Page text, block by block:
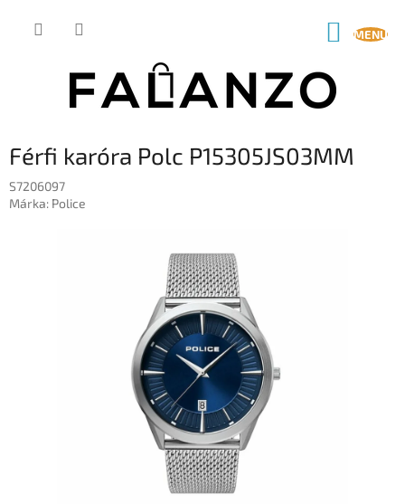
KOSÁR
Férfi karóra Polc P15305JS03MM
S7206097
Márka: Police